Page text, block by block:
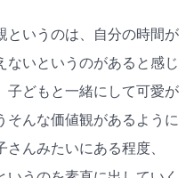
というのは、自分の時間が
ないというのがあると感じ
子どもと一緒にして可愛が
そんな価値観があるように
んみたいにある程度、